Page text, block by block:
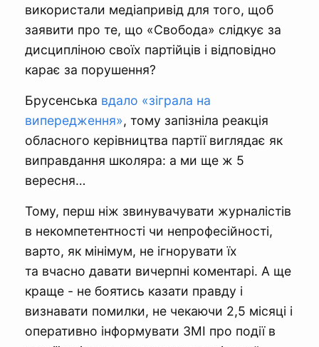
використали медіапривід для того, щоб
заявити про те, що «Свобода» слідкує за
дисципліною своїх партійців і відповідно
карає за порушення?
Брусенська вдало «зіграла на
випередження», тому запізніла реакція
обласного керівництва партії виглядає як
виправдання школяра: а ми ще ж 5
вересня…
Тому, перш ніж звинувачувати журналістів
в некомпетентності чи непрофесійності,
варто, як мінімум, не ігнорувати їх
та вчасно давати вичерпні коментарі. А ще
краще - не боятись казати правду і
визнавати помилки, не чекаючи 2,5 місяці і
оперативно інформувати ЗМІ про події в